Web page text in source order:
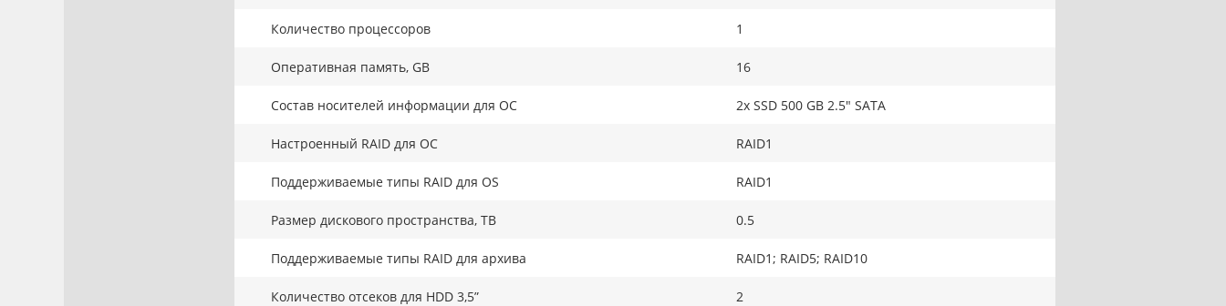
Количество процессоров 1
Оперативная память, GB 16
Состав носителей информации для ОС 2x SSD 500 GB 2.5" SATA
Настроенный RAID для ОС RAID1
Поддерживаемые типы RAID для OS RAID1
Размер дискового пространства, ТB 0.5
Поддерживаемые типы RAID для архива RAID1; RAID5; RAID10
Количество отсеков для HDD 3,5” 2